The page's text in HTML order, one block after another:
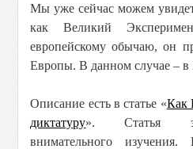
Мы уже сейчас можем
как Великий
европейскому обычаю, он
Европы. В данном случае – в
Описание есть в статье «Как
диктатуру». Статья
внимательного